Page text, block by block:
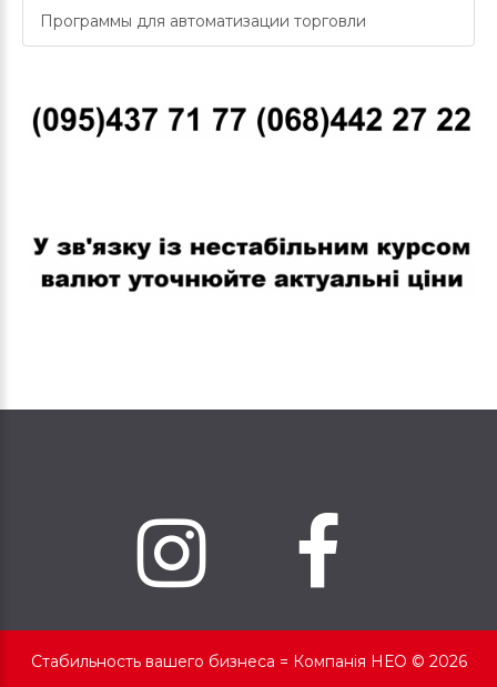
Программы для автоматизации торговли
Стабильность вашего бизнеса = Компанія НЕО © 2026